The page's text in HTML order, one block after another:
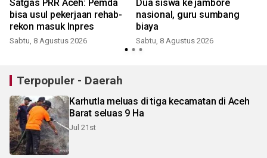
Satgas PRR Aceh: Pemda
bisa usul pekerjaan rehab-
rekon masuk Inpres
Sabtu, 8 Agustus 2026
Dua siswa ke jambore
nasional, guru sumbang
biaya
Sabtu, 8 Agustus 2026
Terpopuler - Daerah
Karhutla meluas di tiga kecamatan di Aceh
Barat seluas 9 Ha
Jul 21st